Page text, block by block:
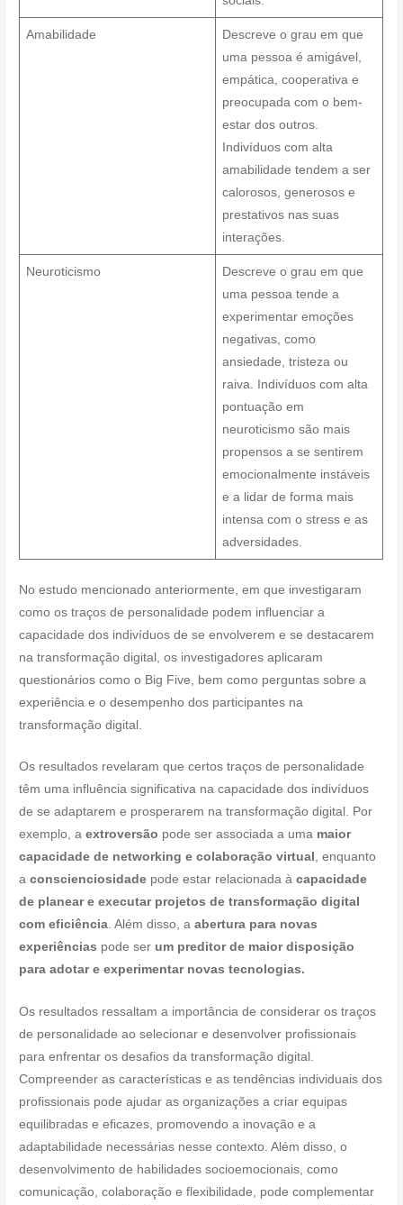
Amabilidade
Descreve o grau em que
uma pessoa é amigável,
empática, cooperativa e
preocupada com o bem-
estar dos outros.
Indivíduos com alta
amabilidade tendem a ser
calorosos, generosos e
prestativos nas suas
interações.
Neuroticismo
Descreve o grau em que
uma pessoa tende a
experimentar emoções
negativas, como
ansiedade, tristeza ou
raiva. Indivíduos com alta
pontuação em
neuroticismo são mais
propensos a se sentirem
emocionalmente instáveis
e a lidar de forma mais
intensa com o stress e as
adversidades.
No estudo mencionado anteriormente, em que investigaram
como os traços de personalidade podem influenciar a
capacidade dos indivíduos de se envolverem e se destacarem
na transformação digital, os investigadores aplicaram
questionários como o Big Five, bem como perguntas sobre a
experiência e o desempenho dos participantes na
transformação digital.
Os resultados revelaram que certos traços de personalidade
têm uma influência significativa na capacidade dos indivíduos
de se adaptarem e prosperarem na transformação digital. Por
exemplo, aextroversão pode ser associada a uma maior
capacidade de networking e colaboração virtual , enquanto
aconscienciosidade pode estar relacionada àcapacidade
de planear e executar projetos de transformação digital
com eficiência. Além disso, aabertura para novas
experiências pode ser um preditor de maior disposição
para adotar e experimentar novas tecnologias.
Os resultados ressaltam a importância de considerar os traços
de personalidade ao selecionar e desenvolver profissionais
para enfrentar os desafios da transformação digital.
Compreender as características e as tendências individuais dos
profissionais pode ajudar as organizações a criar equipas
equilibradas e eficazes, promovendo a inovação e a
adaptabilidade necessárias nesse contexto. Além disso, o
desenvolvimento de habilidades socioemocionais, como
comunicação, colaboração e flexibilidade, pode complementar